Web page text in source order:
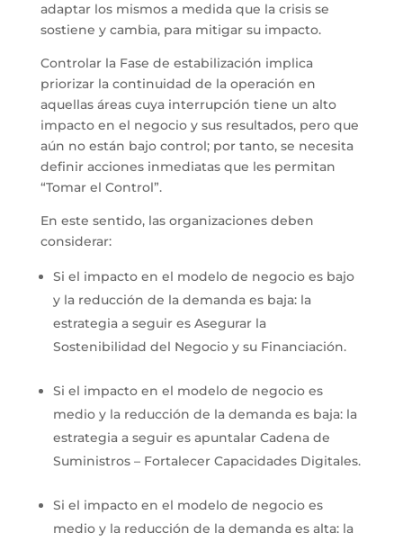
adaptar los mismos a medida que la crisis se
sostiene y cambia, para mitigar su impacto.
Controlar la Fase de estabilización implica
priorizar la continuidad de la operación en
aquellas áreas cuya interrupción tiene un alto
impacto en el negocio y sus resultados, pero que
aún no están bajo control; por tanto, se necesita
definir acciones inmediatas que les permitan
“Tomar el Control”.
En este sentido, las organizaciones deben
considerar:
Si el impacto en el modelo de negocio es bajo
y la reducción de la demanda es baja: la
estrategia a seguir es Asegurar la
Sostenibilidad del Negocio y su Financiación.
Si el impacto en el modelo de negocio es
medio y la reducción de la demanda es baja: la
estrategia a seguir es apuntalar Cadena de
Suministros – Fortalecer Capacidades Digitales.
Si el impacto en el modelo de negocio es
medio y la reducción de la demanda es alta: la